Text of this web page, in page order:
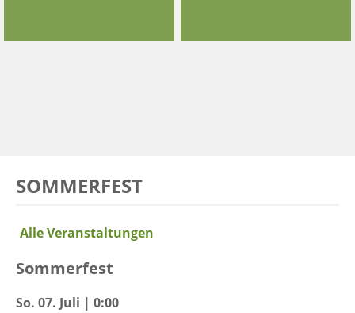
SOMMERFEST
Alle Veranstaltungen
Sommerfest
So. 07. Juli | 0:00